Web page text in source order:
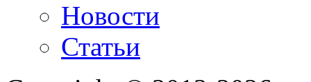
Новости
Статьи